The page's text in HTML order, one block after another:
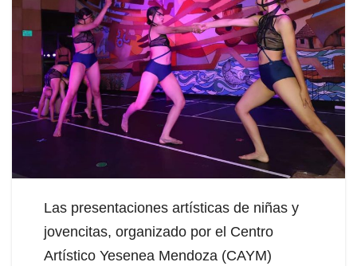
Las presentaciones artísticas de niñas y
jovencitas, organizado por el Centro
Artístico Yesenea Mendoza (CAYM)